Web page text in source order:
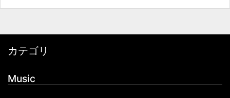
カテゴリ
Music